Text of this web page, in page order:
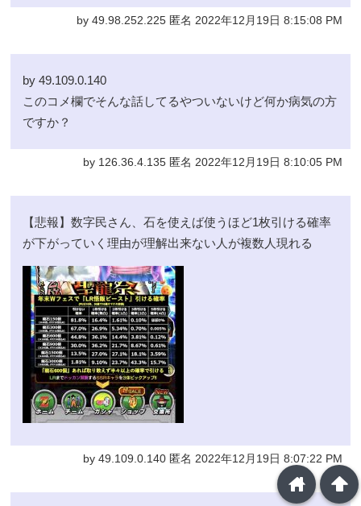
by 49.98.252.225 匿名 2022年12月19日 8:15:08 PM
by 49.109.0.140
このコメ欄でそんな話してるやついないけど何か病気の方
ですか？
by 126.36.4.135 匿名 2022年12月19日 8:10:05 PM
【悲報】数字民さん、石を使えば使うほど1枚引ける確率
が下がっていく理由が理解出来ない人が複数人現れる
by 49.109.0.140 匿名 2022年12月19日 8:07:22 PM
arrowup
home